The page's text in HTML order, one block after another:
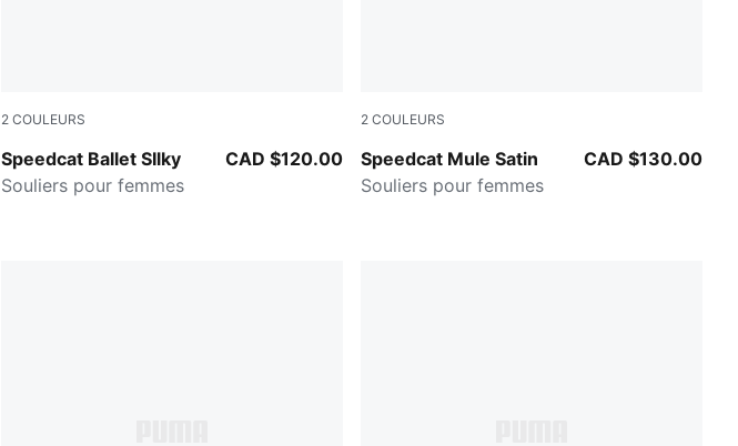
2 COULEURS
Speedcat Ballet SIlky
Red Rhythm-Lavender Alert
Souliers pour femmes
CAD $120.00
2 COULEURS
Speedcat Mule Satin
PUMA Black-For All Time Red
Souliers pour femmes
CAD $130.00